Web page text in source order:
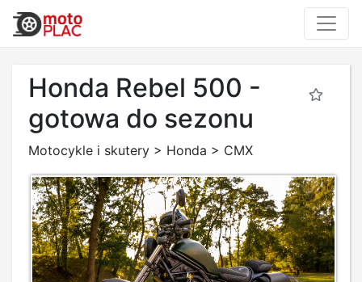
Honda Rebel 500 -
gotowa do sezonu
Motocykle i skutery > Honda > CMX